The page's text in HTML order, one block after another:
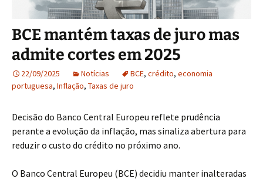
BCE mantém taxas de juro mas
admite cortes em 2025
22/09/2025 Notícias BCE, crédito, economia
portuguesa, Inflação, Taxas de juro
Decisão do Banco Central Europeu reflete prudência
perante a evolução da inflação, mas sinaliza abertura para
reduzir o custo do crédito no próximo ano.
O Banco Central Europeu (BCE) decidiu manter inalteradas